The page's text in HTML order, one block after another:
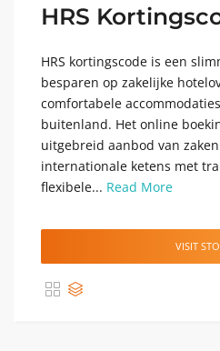
HRS
HRS kortingscode is een
besparen op zakelijke
comfortabele
buitenland. Het online
uitgebreid aanbod van
internationale ketens met
flexibele... Read More
VISIT